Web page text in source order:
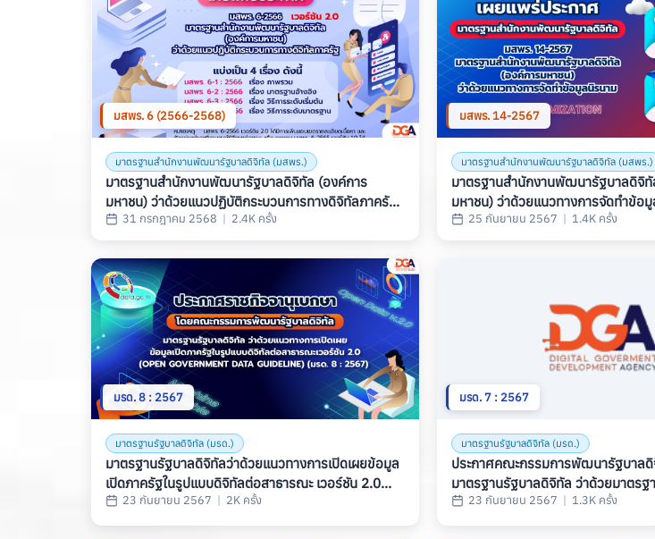
มสพร. 6 (2566-2568)
มาตรฐานสำนักงานพัฒนารัฐบาลดิจิทัล (มสพร.)
มาตรฐานสำนักงานพัฒนารัฐบาลดิจิทัล (องค์การ
มหาชน) ว่าด้วยแนวปฏิบัติกระบวนการทางดิจิทัลภาครัฐ
(มสพร. 6) GUIDELINES FOR DIGITAL
31 กรกฎาคม 2568 | 2.4K ครั้ง
มสพร. 14-2567
มาตรฐานสำนักงานพัฒนารัฐบาลดิจิทัล (มสพร.)
มาตรฐานสำนักงานพัฒนารัฐบาลดิจิ
มหาชน) ว่าด้วยแนวทางการจัดทำข้อ
(GOVERNMENT DATA
25 กันยายน 2567 | 1.4K ครั้ง
มรด. 8 : 2567
มาตรฐานรัฐบาลดิจิทัล (มรด.)
มาตรฐานรัฐบาลดิจิทัลว่าด้วยแนวทางการเปิดเผยข้อมูล
เปิดภาครัฐในรูปแบบดิจิทัลต่อสาธารณะ เวอร์ชัน 2.0
(OPEN GOVERNMENT DATA GUIDELINE) (มรด. 8
: 2567)
23 กันยายน 2567 | 2K ครั้ง
มรด. 7 : 2567
มาตรฐานรัฐบาลดิจิทัล (มรด.)
ประกาศคณะกรรมการพัฒนารัฐบาลดิ
มาตรฐานรัฐบาลดิจิทัล ว่าด้วยมาตรฐ
(Thaiwater.Standard)
23 กันยายน 2567 | 1.3K ครั้ง